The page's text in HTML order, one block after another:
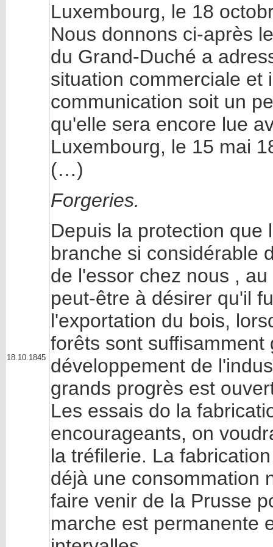
18.10.1845
Luxembourg, le 18
Nous donnons ci-après
du Grand-Duché a
situation commerciale et
communication soit un
qu'elle sera encore lue
Luxembourg, le 15 mai
(…)
Forgeries.
Depuis la protection que
branche si considérable
de l'essor chez nous ,
peut-être à désirer qu'il
l'exportation du bois,
forêts sont
développement de
grands progrès est
Les essais do la
encourageants, on
la tréfilerie. La
déjà une consommation
faire venir de la Prusse
marche est permanente